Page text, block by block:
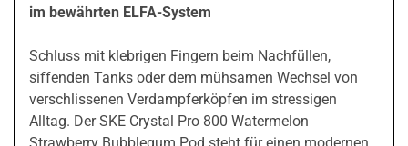
im bewährten ELFA-System
Schluss mit klebrigen Fingern beim Nachfüllen,
siffenden Tanks oder dem mühsamen Wechsel von
verschlissenen Verdampferköpfen im stressigen
Alltag. Der SKE Crystal Pro 800 Watermelon